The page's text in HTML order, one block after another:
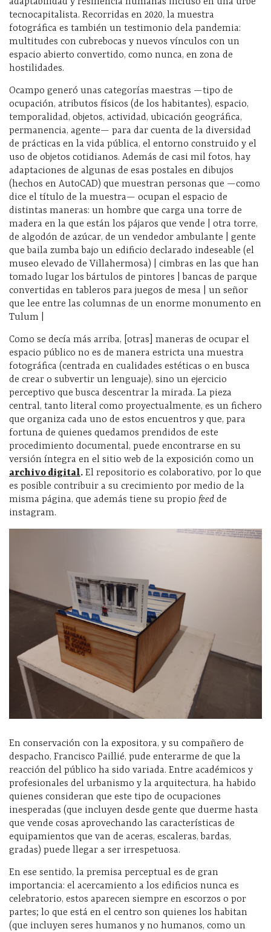
tecnocapitalista. Recorridas en 2020, la muestra
fotográfica es también un testimonio dela pandemia:
multitudes con cubrebocas y nuevos vínculos con un
espacio abierto convertido, como nunca, en zona de
hostilidades.
Ocampo generó unas categorías maestras —tipo de
ocupación, atributos físicos (de los habitantes), espacio,
temporalidad, objetos, actividad, ubicación geográfica,
permanencia, agente— para dar cuenta de la diversidad
de prácticas en la vida pública, el entorno construido y el
uso de objetos cotidianos. Además de casi mil fotos, hay
adaptaciones de algunas de esas postales en dibujos
(hechos en AutoCAD) que muestran personas que —como
dice el título de la muestra— ocupan el espacio de
distintas maneras: un hombre que carga una torre de
madera en la que están los pájaros que vende | otra torre,
de algodón de azúcar, de un vendedor ambulante | gente
que baila zumba bajo un edificio declarado indeseable (el
museo elevado de Villahermosa) | cimbras en las que han
tomado lugar los bártulos de pintores | bancas de parque
convertidas en tableros para juegos de mesa | un señor
que lee entre las columnas de un enorme monumento en
Tulum |
Como se decía más arriba, [otras] maneras de ocupar el
espacio público no es de manera estricta una muestra
fotográfica (centrada en cualidades estéticas o en busca
de crear o subvertir un lenguaje), sino un ejercicio
perceptivo que busca descentrar la mirada. La pieza
central, tanto literal como proyectualmente, es un fichero
que organiza cada uno de estos encuentros y que, para
fortuna de quienes quedamos prendidos de este
procedimiento documental, puede encontrarse en su
versión íntegra en el sitio web de la exposición como un
archivo digital. El repositorio es colaborativo, por lo que
es posible contribuir a su crecimiento por medio de la
misma página, que además tiene su propio feed de
instagram.
En conservación con la expositora, y su compañero de
despacho, Francisco Paillié, pude enterarme de que la
reacción del público ha sido variada. Entre académicos y
profesionales del urbanismo y la arquitectura, ha habido
quienes consideran que este tipo de ocupaciones
inesperadas (que incluyen desde gente que duerme hasta
que vende cosas aprovechando las características de
equipamientos que van de aceras, escaleras, bardas,
gradas) puede llegar a ser irrespetuosa.
En ese sentido, la premisa perceptual es de gran
importancia: el acercamiento a los edificios nunca es
celebratorio, estos aparecen siempre en escorzos o por
partes; lo que está en el centro son quienes los habitan
(que incluyen seres humanos y no humanos, como un